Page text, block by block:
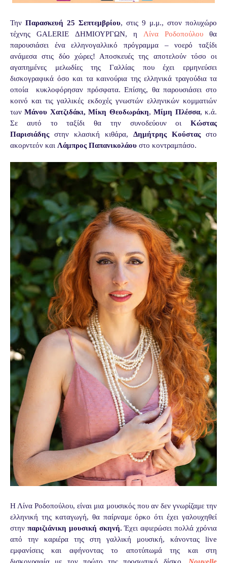
Την Παρασκευή 25 Σεπτεμβρίου, στις 9 μ.μ., στον πολυχώρο
τέχνης GALERIE ΔΗΜΙΟΥΡΓΩΝ, η Λίνα Ροδοπούλου θα
παρουσιάσει ένα ελληνογαλλικό πρόγραμμα – νοερό ταξίδι
ανάμεσα στις δύο χώρες! Αποσκευές της αποτελούν τόσο οι
αγαπημένες μελωδίες της Γαλλίας που έχει ερμηνεύσει
δισκογραφικά όσο και τα καινούρια της ελληνικά τραγούδια τα
οποία κυκλοφόρησαν πρόσφατα. Επίσης, θα παρουσιάσει στο
κοινό και τις γαλλικές εκδοχές γνωστών ελληνικών κομματιών
τωνΜάνου Χατζιδάκι, Μίκη Θεοδωράκη,Μίμη Πλέσσα, κ.ά.
Σε αυτό το ταξίδι θα την συνοδεύουν οι Κώστας
Παρισιάδηςστην κλασική κιθάρα, Δημήτρης Κούστας στο
ακορντεόν και Λάμπρος Παπανικολάου στο κοντραμπάσο.
Η Λίνα Ροδοπούλου, είναι μια μουσικός που αν δεν γνωρίζαμε την
ελληνική της καταγωγή, θα παίρναμε όρκο ότι έχει γαλουχηθεί
στην παριζιάνικη μουσική σκηνή. Έχει αφιερώσει πολλά χρόνια
από την καριέρα της στη γαλλική μουσική, κάνοντας live
εμφανίσεις και αφήνοντας το αποτύπωμά της και στη